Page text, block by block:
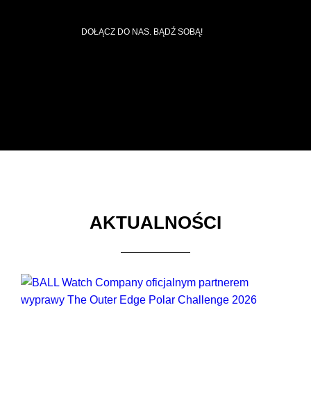
DOŁĄCZ DO NAS. BĄDŹ SOBĄ!
AKTUALNOŚCI